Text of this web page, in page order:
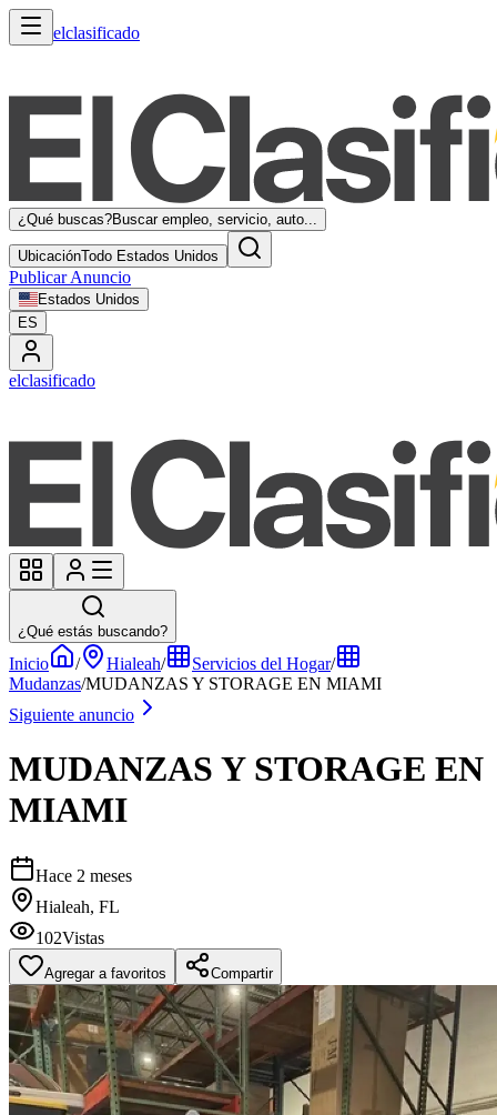
elclasificado
¿Qué buscas?Buscar empleo, servicio, auto...
UbicaciónTodo Estados Unidos
Publicar Anuncio
Estados Unidos
ES
elclasificado
¿Qué estás buscando?
Inicio / Hialeah/ Servicios del Hogar/
Mudanzas/MUDANZAS Y STORAGE EN MIAMI
Siguiente anuncio
MUDANZAS Y STORAGE EN
MIAMI
Hace 2 meses
Hialeah, FL
102Vistas
Agregar a favoritos Compartir